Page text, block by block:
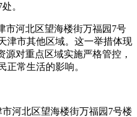
。
市河北区望海楼街万福园7号
津市其他区域。这一举措体现
源对重点区域实施严格管控，
正常生活的影响。
市河北区望海楼街万福园7号楼